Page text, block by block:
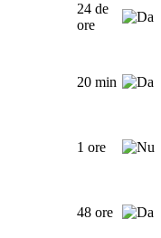
24 de
ore
20 min
1 ore
48 ore